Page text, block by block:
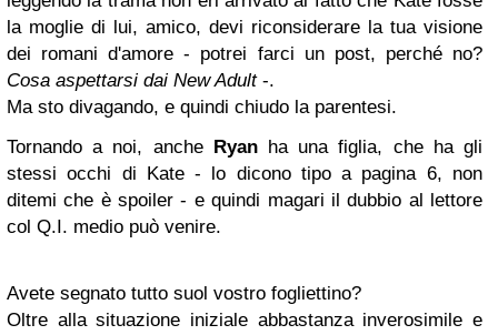
la moglie di lui, amico, devi riconsiderare la tua visione
dei romani d'amore - potrei farci un post, perché no?
Cosa aspettarsi dai New Adult -.
Ma sto divagando, e quindi chiudo la parentesi.
Tornando a noi, anche
Ryan ha una figlia, che ha gli
stessi occhi di Kate - lo dicono tipo a pagina 6, non
ditemi che è spoiler - e quindi magari il dubbio al lettore
col Q.I. medio può venire.
Avete segnato tutto suol vostro fogliettino?
Oltre alla situazione iniziale abbastanza inverosimile e